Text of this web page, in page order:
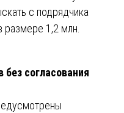
с подрядчика
размере 1,2 млн.
согласования